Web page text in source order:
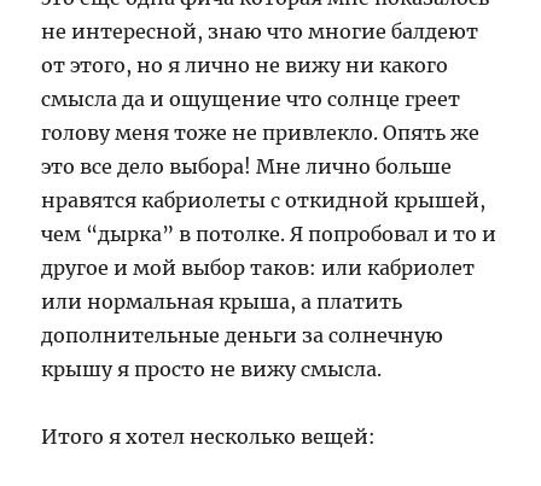
не интересной, знаю что многие балдеют
от этого, но я лично не вижу ни какого
смысла да и ощущение что солнце греет
голову меня тоже не привлекло. Опять же
это все дело выбора! Мне лично больше
нравятся кабриолеты с откидной крышей,
чем “дырка” в потолке. Я попробовал и то и
другое и мой выбор таков: или кабриолет
или нормальная крыша, а платить
дополнительные деньги за солнечную
крышу я просто не вижу смысла.
Итого я хотел несколько вещей: